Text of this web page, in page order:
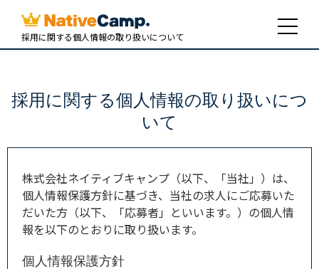
採用に関する個人情報の取り扱いについて
採用に関する個人情報の取り扱いにつ
いて
株式会社ネイティブキャンプ（以下、「当社」）は、
個人情報保護方針に基づき、当社の求人にご応募いた
だいた方（以下、「応募者」といいます。）の個人情
報を以下のとおりに取り扱います。
個人情報保護方針